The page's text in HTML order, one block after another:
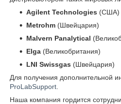
Agilent Technologies (США)
Metrohm (Швейцария)
Malvern Panalytical
Elga (Великобритания)
LNI Swissgas (Швейцария)
Для получения дополнительной
ProLabSupport
Наша компания гордится